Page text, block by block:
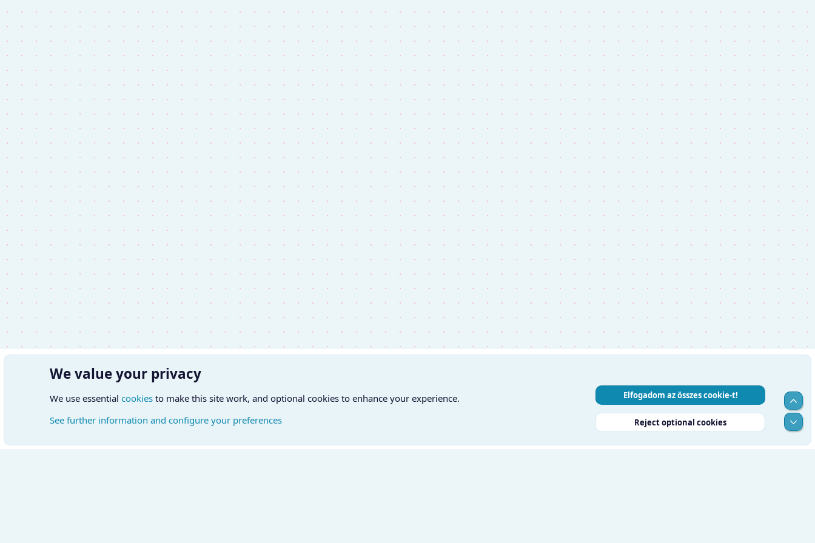
Cookies Hungarian (HU) Kapcsolatfelvétel RSS
We value your privacy
We use essential cookies to make this site work, and optional cookies to enhance your experience.
See further information and configure your preferences
Elfogadom az összes cookie-t!
Reject optional cookies
Top
Alul